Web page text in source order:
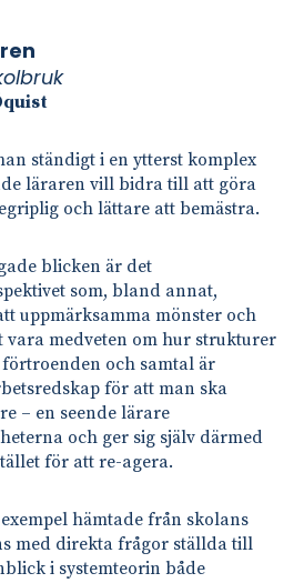
ständigt i en ytterst komplex
läraren vill bidra till att göra
och lättare att bemästra.
blicken är det
som, bland annat,
uppmärksamma mönster och
vara medveten om hur strukturer
och samtal är
för att man ska
– en seende lärare
och ger sig själv därmed
för att re-agera.
hämtade från skolans
med direkta frågor ställda till
i systemteorin både